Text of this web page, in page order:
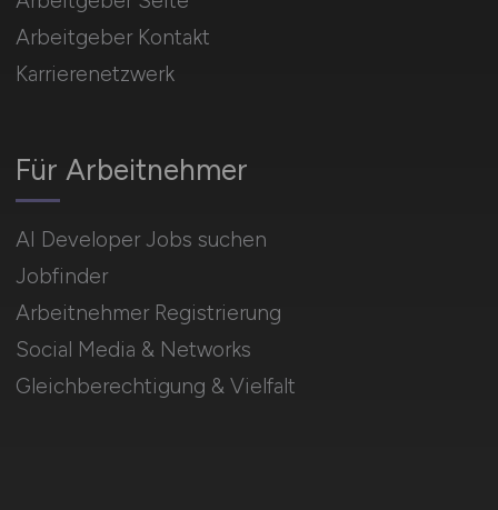
Für Arbeitnehmer
AI Developer Jobs suchen
Jobfinder
Arbeitnehmer Registrierung
Social Media & Networks
Gleichberechtigung & Vielfalt
Arbeitgeber Kontakt
Karrierenetzwerk